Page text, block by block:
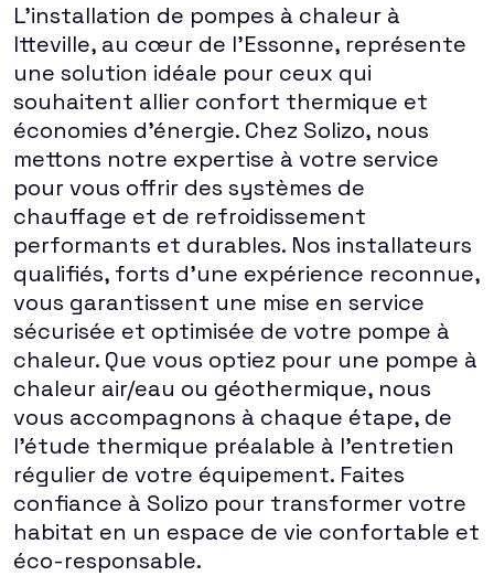
L'installation de pompes à chaleur à
Itteville, au cœur de l'Essonne, représente
une solution idéale pour ceux qui
souhaitent allier confort thermique et
économies d'énergie. Chez Solizo, nous
mettons notre expertise à votre service
pour vous offrir des systèmes de
chauffage et de refroidissement
performants et durables. Nos installateurs
qualifiés, forts d'une expérience reconnue,
vous garantissent une mise en service
sécurisée et optimisée de votre pompe à
chaleur. Que vous optiez pour une pompe à
chaleur air/eau ou géothermique, nous
vous accompagnons à chaque étape, de
l'étude thermique préalable à l'entretien
régulier de votre équipement. Faites
confiance à Solizo pour transformer votre
habitat en un espace de vie confortable et
éco-responsable.